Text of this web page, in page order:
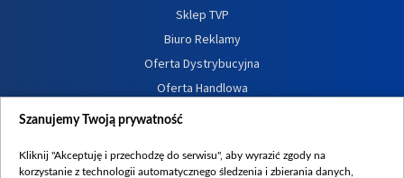
Sklep TVP
Biuro Reklamy
Oferta Dystrybucyjna
Oferta Handlowa
Dostępność
Procedura zgłoszeń wewnętrznych
Szanujemy Twoją prywatność
Kliknij "Akceptuję i przechodzę do serwisu", aby wyrazić zgody na
korzystanie z technologii automatycznego śledzenia i zbierania danych,